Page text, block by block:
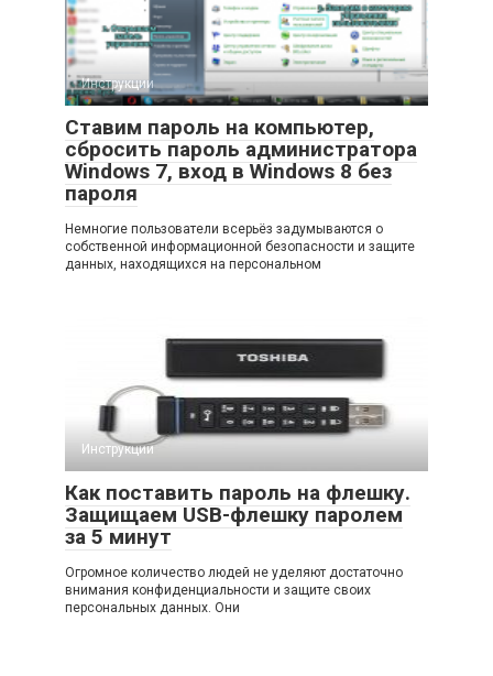
Инструкции
Ставим пароль на компьютер,
сбросить пароль администратора
Windows 7, вход в Windows 8 без
пароля
Немногие пользователи всерьёз задумываются о
собственной информационной безопасности и защите
данных, находящихся на персональном
Инструкции
Как поставить пароль на флешку.
Защищаем USB-флешку паролем
за 5 минут
Огромное количество людей не уделяют достаточно
внимания конфиденциальности и защите своих
персональных данных. Они